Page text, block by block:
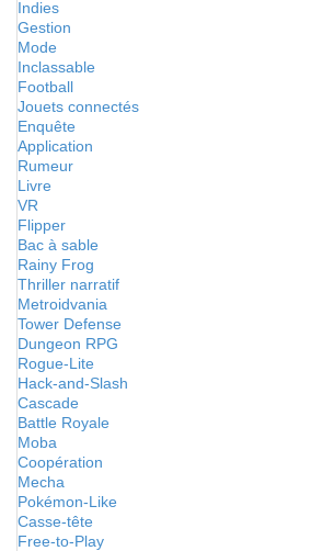
Indies
Gestion
Mode
Inclassable
Football
Jouets connectés
Enquête
Application
Rumeur
Livre
VR
Flipper
Bac à sable
Rainy Frog
Thriller narratif
Metroidvania
Tower Defense
Dungeon RPG
Rogue-Lite
Hack-and-Slash
Cascade
Battle Royale
Moba
Coopération
Mecha
Pokémon-Like
Casse-tête
Free-to-Play